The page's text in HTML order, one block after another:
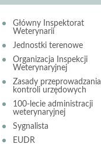
Główny Inspektorat
Weterynarii
Jednostki terenowe
Organizacja Inspekcji
Weterynaryjnej
Zasady przeprowadzania
kontroli urzędowych
100-lecie administracji
weterynaryjnej
Sygnalista
EUDR